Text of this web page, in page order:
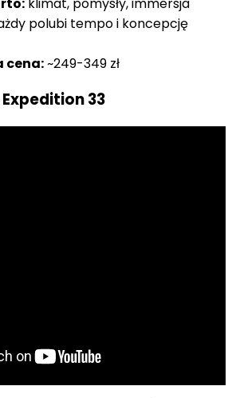
polubi tempo i koncepcję
cena:~249-349 zł
33